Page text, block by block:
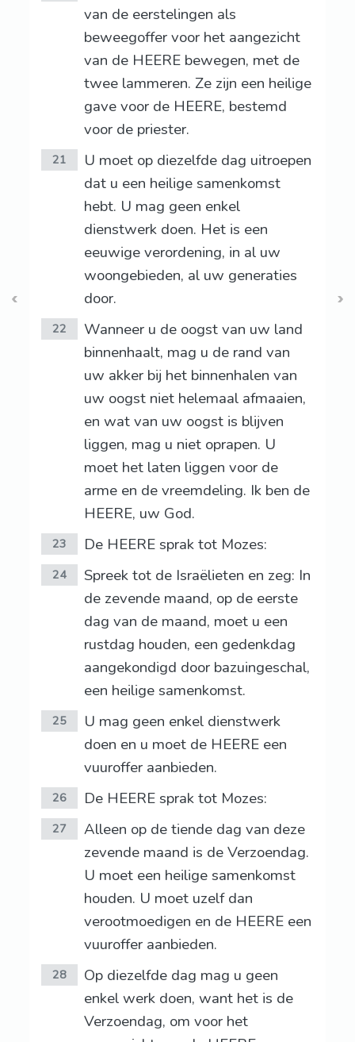
van de eerstelingen als
beweegoffer voor het aangezicht
van de HEERE bewegen, met de
twee lammeren. Ze zijn een heilige
gave voor de HEERE, bestemd
voor de priester.
21
U moet op diezelfde dag uitroepen
dat u een heilige samenkomst
hebt. U mag geen enkel
dienstwerk doen. Het is een
eeuwige verordening, in al uw
woongebieden, al uw generaties
door.
22
Wanneer u de oogst van uw land
binnenhaalt, mag u de rand van
uw akker bij het binnenhalen van
uw oogst niet helemaal afmaaien,
en wat van uw oogst is blijven
liggen, mag u niet oprapen. U
moet het laten liggen voor de
arme en de vreemdeling. Ik ben de
HEERE, uw God.
23 De HEERE sprak tot Mozes:
24
Spreek tot de Israëlieten en zeg: In
de zevende maand, op de eerste
dag van de maand, moet u een
rustdag houden, een gedenkdag
aangekondigd door bazuingeschal,
een heilige samenkomst.
25
U mag geen enkel dienstwerk
doen en u moet de HEERE een
vuuroffer aanbieden.
26 De HEERE sprak tot Mozes:
27
Alleen op de tiende dag van deze
zevende maand is de Verzoendag.
U moet een heilige samenkomst
houden. U moet uzelf dan
verootmoedigen en de HEERE een
vuuroffer aanbieden.
28
Op diezelfde dag mag u geen
enkel werk doen, want het is de
Verzoendag, om voor het